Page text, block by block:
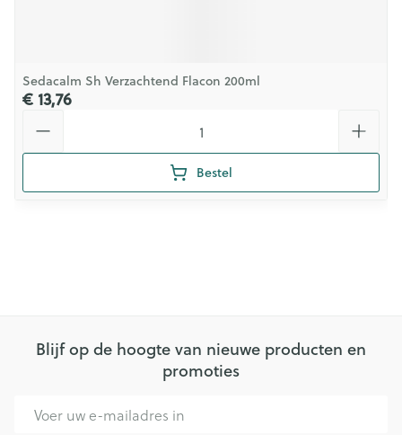
Sedacalm Sh Verzachtend Flacon 200ml
€ 13,76
Bestel
Blijf op de hoogte van nieuwe producten en
promoties